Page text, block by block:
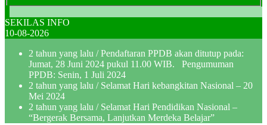
SEKILAS INFO
10-08-2026
2 tahun yang lalu / Pendaftaran PPDB akan ditutup pada:
Jumat, 28 Juni 2024 pukul 11.00 WIB. Pengumuman
PPDB: Senin, 1 Juli 2024
2 tahun yang lalu / Selamat Hari kebangkitan Nasional – 20
Mei 2024
2 tahun yang lalu / Selamat Hari Pendidikan Nasional –
“Bergerak Bersama, Lanjutkan Merdeka Belajar”